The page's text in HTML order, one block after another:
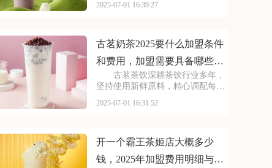
如此火爆的生意和强大的品牌扩张
呢？下面就来看看加盟蜜雪
2025-07-01 16:39:27
古茗奶茶2025要什么加盟条件
和费用，加盟需要具备哪些条
古茗茶饮深耕茶饮行业多年，
坚持使用新鲜原料，精心调配每一
碑赢得了消费者的信赖。其看到古
何呢？下面就来看看古茗
2025-07-01 16:31:52
开一个霸王茶姬店大概多少
钱，2025年加盟费用明细与成